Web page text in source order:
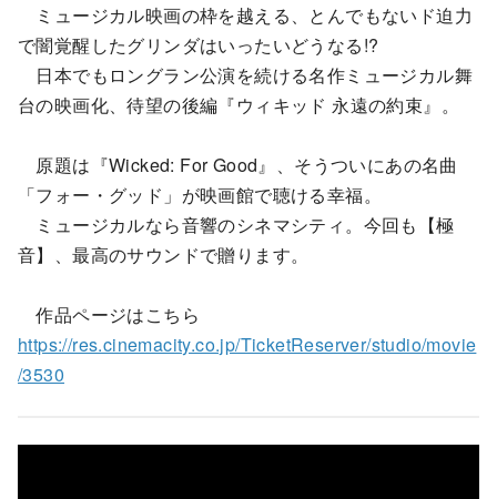
ミュージカル映画の枠を越える、とんでもないド迫力
で闇覚醒したグリンダはいったいどうなる!?
日本でもロングラン公演を続ける名作ミュージカル舞
台の映画化、待望の後編『ウィキッド 永遠の約束』。
原題は『Wicked: For Good』、そうついにあの名曲
「フォー・グッド」が映画館で聴ける幸福。
ミュージカルなら音響のシネマシティ。今回も【極
音】、最高のサウンドで贈ります。
作品ページはこちら
https://res.cinemacity.co.jp/TicketReserver/studio/movie
/3530